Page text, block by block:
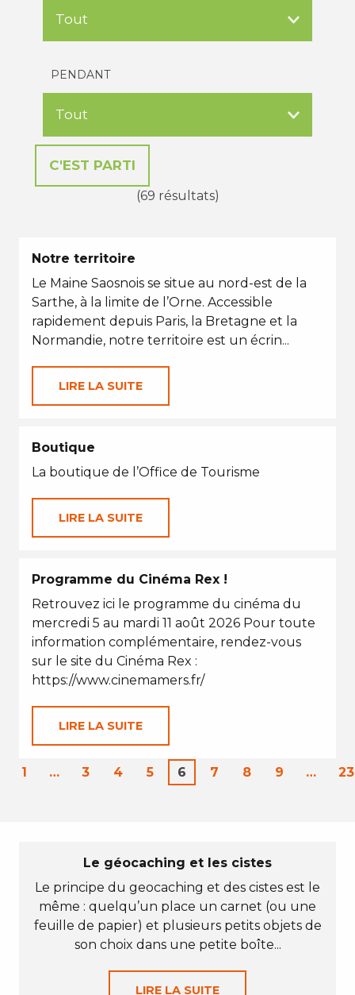
PENDANT
(69 résultats)
Notre territoire
Le Maine Saosnois se situe au nord-est de la
Sarthe, à la limite de l’Orne. Accessible
rapidement depuis Paris, la Bretagne et la
Normandie, notre territoire est un écrin...
LIRE LA SUITE
Boutique
La boutique de l’Office de Tourisme
LIRE LA SUITE
Programme du Cinéma Rex !
Retrouvez ici le programme du cinéma du
mercredi 5 au mardi 11 août 2026 Pour toute
information complémentaire, rendez-vous
sur le site du Cinéma Rex :
https://www.cinemamers.fr/
LIRE LA SUITE
1 … 3 4 5 6 7 8 9 … 23
Le géocaching et les cistes
Le principe du geocaching et des cistes est le
même : quelqu’un place un carnet (ou une
feuille de papier) et plusieurs petits objets de
son choix dans une petite boîte...
LIRE LA SUITE